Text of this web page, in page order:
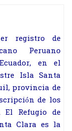
registro de
Peruano
en el
Isla Santa
provincia de
de los
El Refugio de
Clara es la